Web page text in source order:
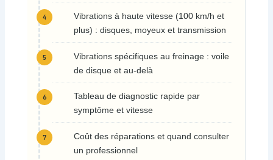
Vibrations à haute vitesse (100 km/h et
plus) : disques, moyeux et transmission
Vibrations spécifiques au freinage : voile
de disque et au-delà
Tableau de diagnostic rapide par
symptôme et vitesse
Coût des réparations et quand consulter
un professionnel